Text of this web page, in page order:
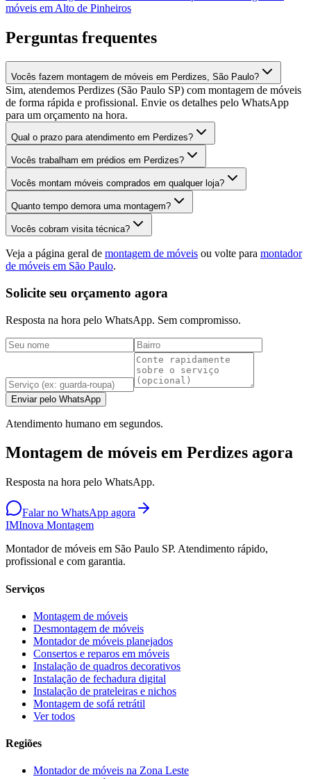
móveis em Alto de Pinheiros
Perguntas frequentes
Vocês fazem montagem de móveis em Perdizes, São Paulo?
Sim, atendemos Perdizes (São Paulo SP) com montagem de móveis
de forma rápida e profissional. Envie os detalhes pelo WhatsApp
para um orçamento na hora.
Qual o prazo para atendimento em Perdizes?
Vocês trabalham em prédios em Perdizes?
Vocês montam móveis comprados em qualquer loja?
Quanto tempo demora uma montagem?
Vocês cobram visita técnica?
Veja a página geral de montagem de móveis ou volte para montador
de móveis em São Paulo.
Solicite seu orçamento agora
Resposta na hora pelo WhatsApp. Sem compromisso.
Enviar pelo WhatsApp
Atendimento humano em segundos.
Montagem de móveis em Perdizes agora
Resposta na hora pelo WhatsApp.
Falar no WhatsApp agora
IMInova Montagem
Montador de móveis em São Paulo SP. Atendimento rápido,
profissional e com garantia.
Serviços
Montagem de móveis
Desmontagem de móveis
Montador de móveis planejados
Consertos e reparos em móveis
Instalação de quadros decorativos
Instalação de fechadura digital
Instalação de prateleiras e nichos
Montagem de sofá retrátil
Ver todos
Regiões
Montador de móveis na Zona Leste